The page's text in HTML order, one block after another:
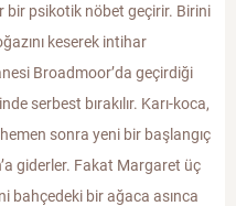
bir psikotik nöbet geçirir. Birini
keserek intihar
Broadmoor’da geçirdiği
serbest bırakılır. Karı-koca,
sonra yeni bir başlangıç
giderler. Fakat Margaret üç
bahçedeki bir ağaca asınca